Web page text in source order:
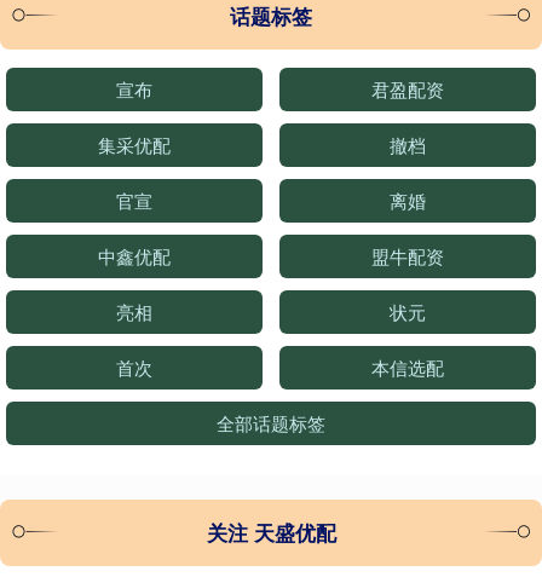
话题标签
宣布 君盈配资
集采优配 撤档
官宣 离婚
中鑫优配 盟牛配资
亮相 状元
首次 本信选配
全部话题标签
关注 天盛优配